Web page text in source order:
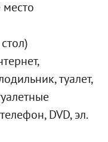
место
туалет,
DVD, эл.